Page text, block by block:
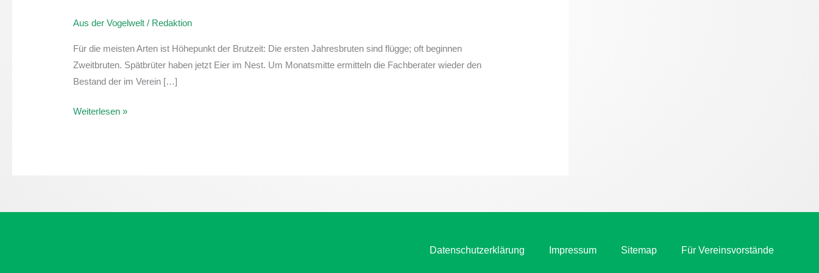
Aus der Vogelwelt / Redaktion
Für die meisten Arten ist Höhepunkt der Brutzeit: Die ersten Jahresbruten sind flügge; oft beginnen
Zweitbruten. Spätbrüter haben jetzt Eier im Nest. Um Monatsmitte ermitteln die Fachberater wieder den
Bestand der im Verein […]
Vogelwelt:
Bluthänfling
Weiterlesen »
Datenschutzerklärung Impressum Sitemap Für Vereinsvorstände